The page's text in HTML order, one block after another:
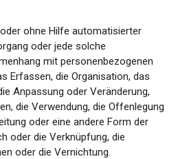
ohne Hilfe automatisierter
oder jede solche
mit personenbezogenen
Erfassen, die Organisation, das
Anpassung oder Veränderung,
die Verwendung, die Offenlegung
oder eine andere Form der
oder die Verknüpfung, die
oder die Vernichtung.